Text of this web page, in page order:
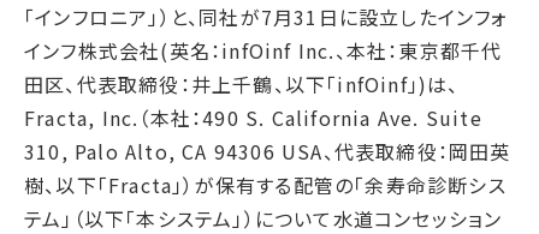
電子公告
汚染防止
自然再興
生物多様性タイムライン
水の安全保障
環境データ
「インフロニア」）と、同社が7月31日に設立したインフォ
インフ株式会社(英名：infOinf Inc.、本社：東京都千代
田区、代表取締役：井上千鶴、以下「infOinf」)は、
Fracta, Inc.（本社：490 S. California Ave. Suite
310, Palo Alto, CA 94306 USA、代表取締役：岡田英
樹、以下「Fracta」）が保有する配管の「余寿命診断シス
テム」（以下「本システム」）について水道コンセッション